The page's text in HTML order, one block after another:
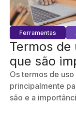
Ferramentas
Termos de
que são
Os termos de
principalmente
são e a